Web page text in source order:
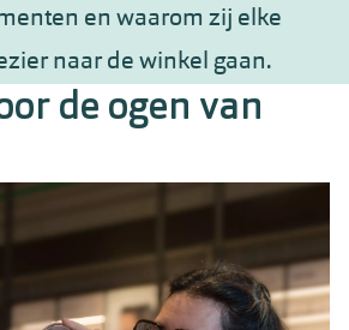
en waarom zij elke
naar de winkel gaan.
de ogen van